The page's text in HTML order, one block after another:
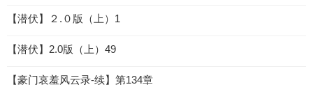
【潜伏】２.０版（上）1
【潜伏】2.0版（上）49
【豪门哀羞风云录-续】第134章